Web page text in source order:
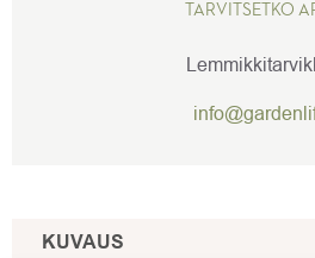
TARVITSETKO
KUVAUS